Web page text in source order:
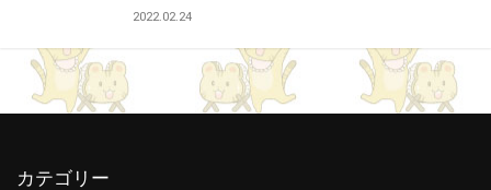
2022.02.24
カテゴリー